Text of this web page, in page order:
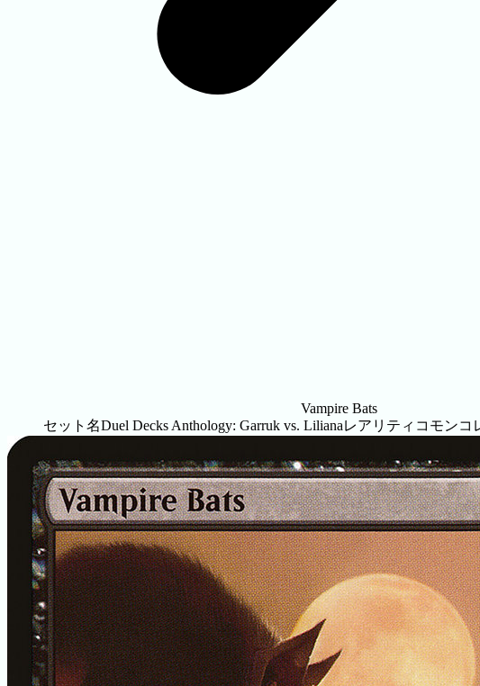
Vampire Bats
セット名Duel Decks Anthology: Garruk vs. Lilianaレアリティ コモンコ